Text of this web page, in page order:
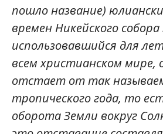
пошло название)
времен Никейского собора
использовавшийся для
всем христианском
отстает от так
тропического года, то
оборота Земли вокруг